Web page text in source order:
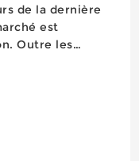
de la dernière
est
Outre les